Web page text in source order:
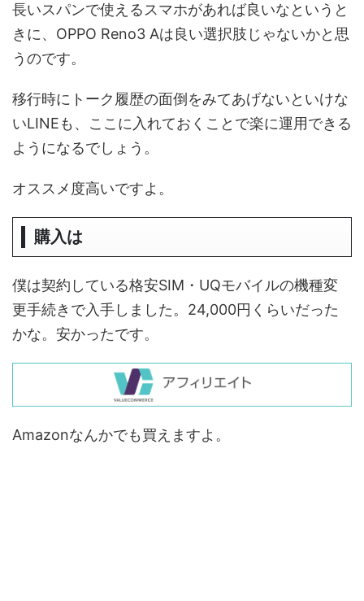
長いスパンで使えるスマホがあれば良いなというと
きに、OPPO Reno3 Aは良い選択肢じゃないかと思
うのです。
移行時にトーク履歴の面倒をみてあげないといけな
いLINEも、ここに入れておくことで楽に運用できる
ようになるでしょう。
オススメ度高いですよ。
購入は
僕は契約している格安SIM・UQモバイルの機種変
更手続きで入手しました。24,000円くらいだった
かな。安かったです。
Amazonなんかでも買えますよ。